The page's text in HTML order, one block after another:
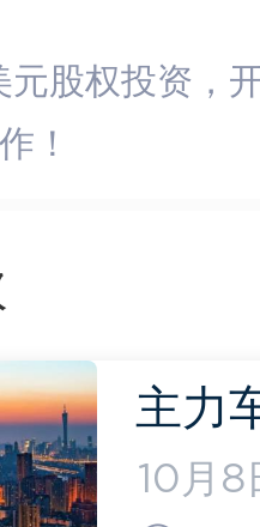
元股权投资，
！
主力
跌9
10月8